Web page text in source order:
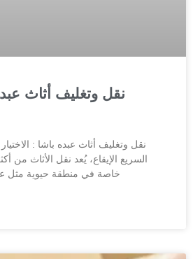
نقل وتغليف أثاث
نقل وتغليف أثاث عبده باشا :
السريع الإيقاع، يُعد نقل الأثاث من
خاصة في منطقة حيوية مثل